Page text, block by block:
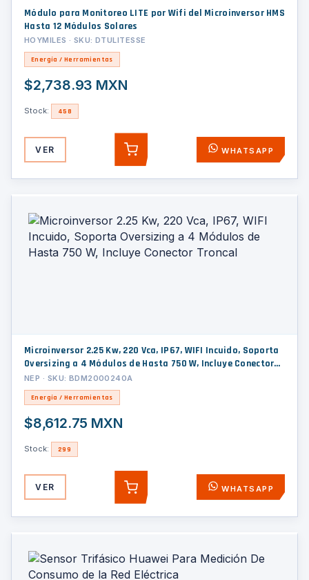
Módulo para Monitoreo LITE por Wifi del Microinversor HMS
Hasta 12 Módulos Solares
HOYMILES · SKU: DTULITESSE
Energía / Herramientas
$2,738.93 MXN
Stock: 458
VER AGREGAR WHATSAPP
Microinversor 2.25 Kw, 220 Vca, IP67, WIFI Incuido, Soporta
Oversizing a 4 Módulos de Hasta 750 W, Incluye Conector
Troncal
NEP · SKU: BDM2000240A
Energía / Herramientas
$8,612.75 MXN
Stock: 299
VER AGREGAR WHATSAPP